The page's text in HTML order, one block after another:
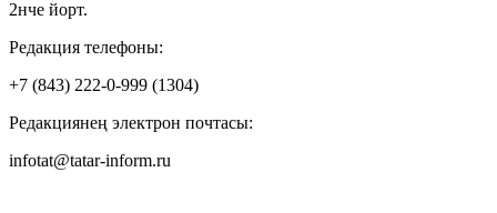
2нче йорт.
Редакция телефоны:
+7 (843) 222-0-999 (1304)
Редакциянең электрон почтасы:
infotat@tatar-inform.ru